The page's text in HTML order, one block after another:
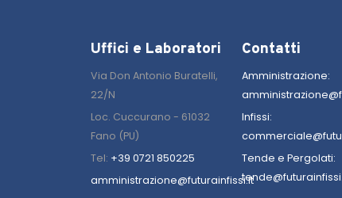
Uffici e Laboratori
Via Don Antonio Buratelli,
22/N
Loc. Cuccurano - 61032
Fano (PU)
Tel: +39 0721 850225
amministrazione@futurainfissi.it
Contatti
Amministrazione:
Infissi:
Tende e Pergolati: